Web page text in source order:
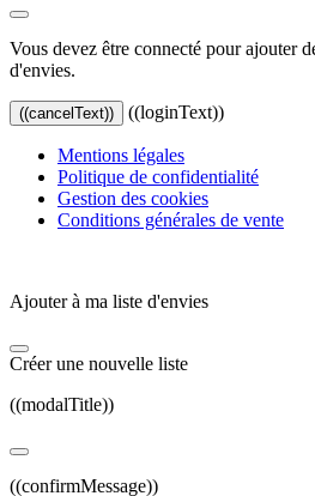
Vous devez être connecté pour ajouter
d'envies.
((cancelText)) ((loginText))
Mentions légales
Politique de confidentialité
Gestion des cookies
Conditions générales de vente
Ajouter à ma liste d'envies
Créer une nouvelle liste
((modalTitle))
((confirmMessage))